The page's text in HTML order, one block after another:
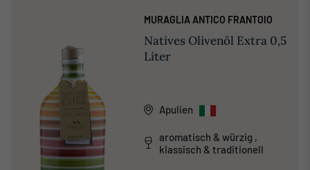
MURAGLIA ANTICO FRANTOIO
Natives Olivenöl Extra 0,5
Liter
Apulien
aromatisch & würzig ,
klassisch & traditionell